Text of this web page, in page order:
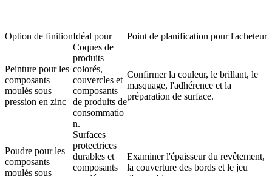
Option de finitionIdéal pour Point de planification pour l'acheteur
Peinture pour les
composants
moulés sous
pression en zinc
Coques de
produits
colorés,
couvercles et
composants
de produits de
consommatio
n.
Confirmer la couleur, le brillant, le
masquage, l'adhérence et la
préparation de surface.
Poudre pour les
composants
moulés sous
Surfaces
protectrices
durables et
composants
Examiner l'épaisseur du revêtement,
la couverture des bords et le jeu